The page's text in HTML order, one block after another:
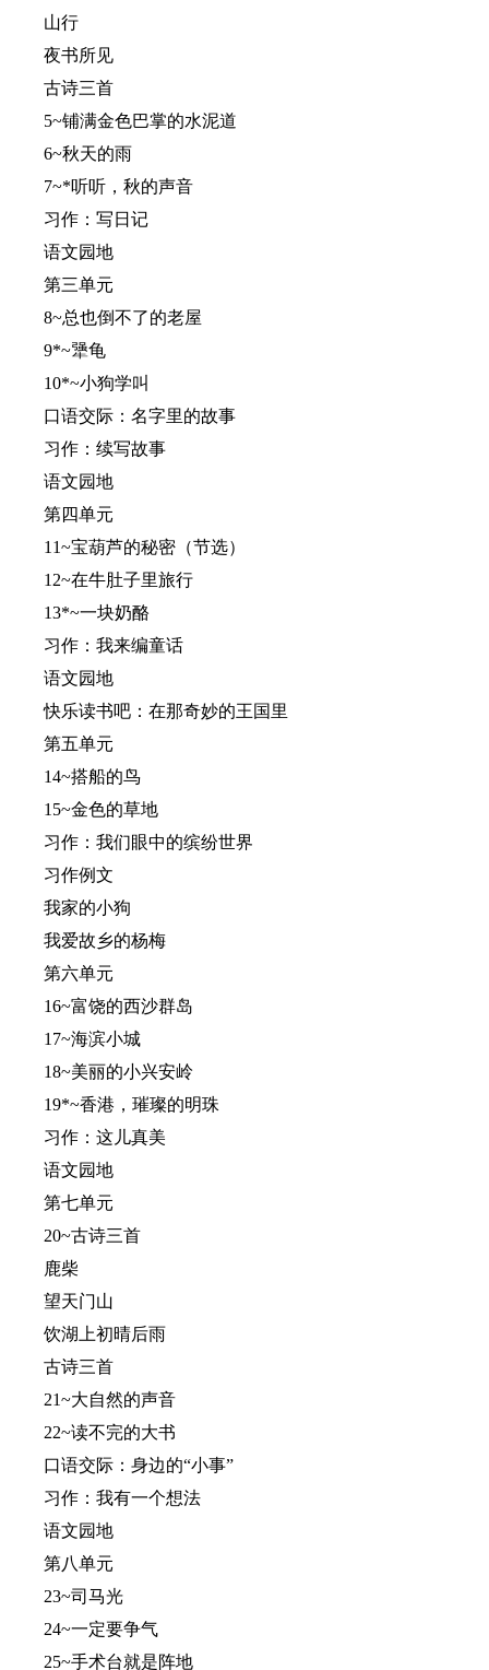
山行
夜书所见
古诗三首
5~铺满金色巴掌的水泥道
6~秋天的雨
7~*听听，秋的声音
习作：写日记
语文园地
第三单元
8~总也倒不了的老屋
9*~犟龟
10*~小狗学叫
口语交际：名字里的故事
习作：续写故事
语文园地
第四单元
11~宝葫芦的秘密（节选）
12~在牛肚子里旅行
13*~一块奶酪
习作：我来编童话
语文园地
快乐读书吧：在那奇妙的王国里
第五单元
14~搭船的鸟
15~金色的草地
习作：我们眼中的缤纷世界
习作例文
我家的小狗
我爱故乡的杨梅
第六单元
16~富饶的西沙群岛
17~海滨小城
18~美丽的小兴安岭
19*~香港，璀璨的明珠
习作：这儿真美
语文园地
第七单元
20~古诗三首
鹿柴
望天门山
饮湖上初晴后雨
古诗三首
21~大自然的声音
22~读不完的大书
口语交际：身边的“小事”
习作：我有一个想法
语文园地
第八单元
23~司马光
24~一定要争气
25~手术台就是阵地